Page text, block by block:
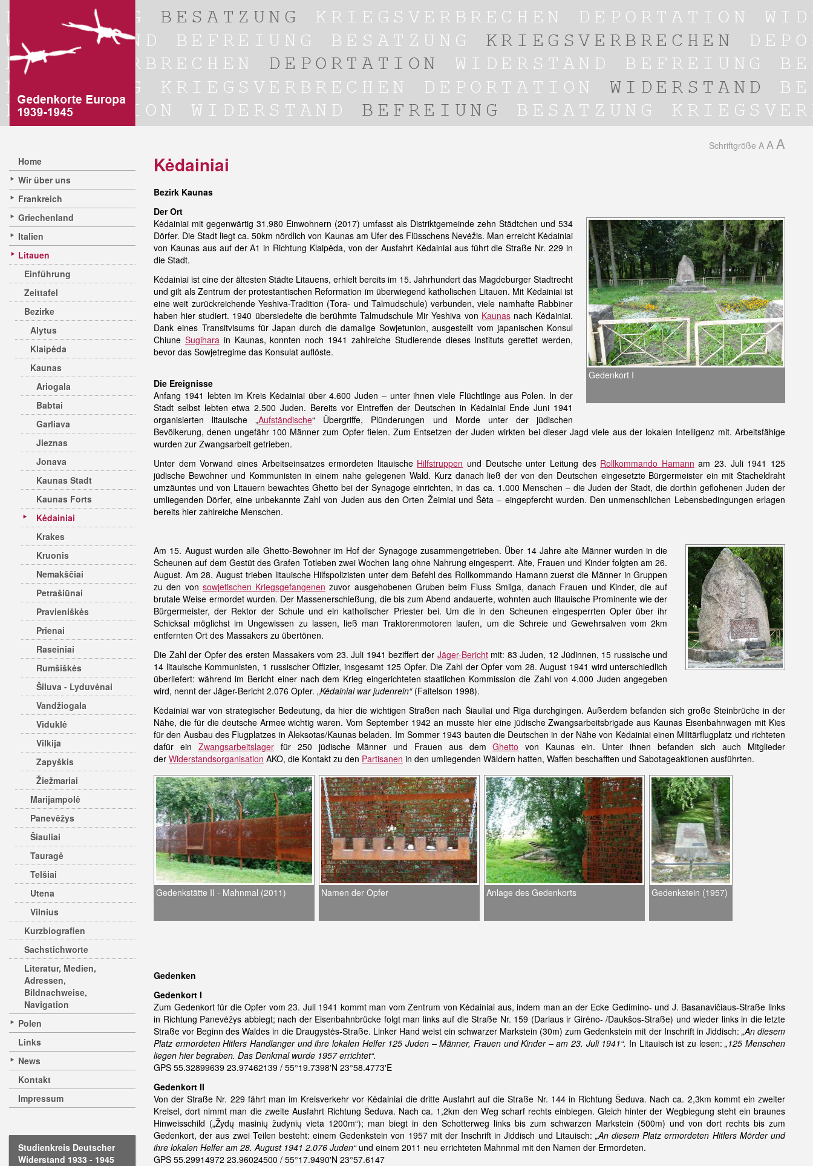
Home
Wir über uns
Frankreich
Griechenland
Italien
Litauen
Einführung
Zeittafel
Bezirke
Alytus
Klaipėda
Kaunas
Ariogala
Babtai
Garliava
Jieznas
Jonava
Kaunas Stadt
Kaunas Forts
Kėdainiai
Krakes
Kruonis
Nemakščiai
Petrašiūnai
Pravieniškės
Prienai
Raseiniai
Rumšiškės
Šiluva - Lyduvėnai
Vandžiogala
Viduklė
Vilkija
Zapyškis
Žiežmariai
Marijampolė
Panevėžys
Šiauliai
Tauragė
Telšiai
Utena
Vilnius
Kurzbiografien
Sachstichworte
Literatur, Medien,
Adressen,
Bildnachweise,
Navigation
Polen
Links
News
Kontakt
Impressum
Studienkreis Deutscher
Widerstand 1933 - 1945
Schriftgröße A A A
Kėdainiai
Bezirk Kaunas
Der Ort
Gedenkort I
Kėdainiai mit gegenwärtig 31.980 Einwohnern (2017) umfasst als Distriktgemeinde zehn Städtchen und 534
Dörfer. Die Stadt liegt ca. 50km nördlich von Kaunas am Ufer des Flüsschens Nevėžis. Man erreicht Kėdainiai
von Kaunas aus auf der A1 in Richtung Klaipėda, von der Ausfahrt Kėdainiai aus führt die Straße Nr. 229 in
die Stadt.
Kėdainiai ist eine der ältesten Städte Litauens, erhielt bereits im 15. Jahrhundert das Magdeburger Stadtrecht
und gilt als Zentrum der protestantischen Reformation im überwiegend katholischen Litauen. Mit Kėdainiai ist
eine weit zurückreichende Yeshiva-Tradition (Tora- und Talmudschule) verbunden, viele namhafte Rabbiner
haben hier studiert. 1940 übersiedelte die berühmte Talmudschule Mir Yeshiva von Kaunasnach Kėdainiai.
Dank eines Transitvisums für Japan durch die damalige Sowjetunion, ausgestellt vom japanischen Konsul
Chiune Sugiharain Kaunas, konnten noch 1941 zahlreiche Studierende dieses Instituts gerettet werden,
bevor das Sowjetregime das Konsulat auflöste.
Die Ereignisse
Anfang 1941 lebten im Kreis Kėdainiai über 4.600 Juden – unter ihnen viele Flüchtlinge aus Polen. In der
Stadt selbst lebten etwa 2.500 Juden. Bereits vor Eintreffen der Deutschen in Kėdainiai Ende Juni 1941
organisierten litauische „Aufständische“ Übergriffe, Plünderungen und Morde unter der jüdischen
Bevölkerung, denen ungefähr 100 Männer zum Opfer fielen. Zum Entsetzen der Juden wirkten bei dieser Jagd viele aus der lokalen Intelligenz mit. Arbeitsfähige
wurden zur Zwangsarbeit getrieben.
Unter dem Vorwand eines Arbeitseinsatzes ermordeten litauische Hilfstruppen und Deutsche unter Leitung des Rollkommando Hamann am 23. Juli 1941 125
jüdische Bewohner und Kommunisten in einem nahe gelegenen Wald. Kurz danach ließ der von den Deutschen eingesetzte Bürgermeister ein mit Stacheldraht
umzäuntes und von Litauern bewachtes Ghetto bei der Synagoge einrichten, in das ca. 1.000 Menschen – die Juden der Stadt, die dorthin geflohenen Juden der
umliegenden Dörfer, eine unbekannte Zahl von Juden aus den Orten Žeimiai und Šėta – eingepfercht wurden. Den unmenschlichen Lebensbedingungen erlagen
bereits hier zahlreiche Menschen.
Am 15. August wurden alle Ghetto-Bewohner im Hof der Synagoge zusammengetrieben. Über 14 Jahre alte Männer wurden in die
Scheunen auf dem Gestüt des Grafen Totleben zwei Wochen lang ohne Nahrung eingesperrt. Alte, Frauen und Kinder folgten am 26.
August. Am 28. August trieben litauische Hilfspolizisten unter dem Befehl des Rollkommando Hamann zuerst die Männer in Gruppen
zu den von sowjetischen Kriegsgefangenen zuvor ausgehobenen Gruben beim Fluss Smilga, danach Frauen und Kinder, die auf
brutale Weise ermordet wurden. Der Massenerschießung, die bis zum Abend andauerte, wohnten auch litauische Prominente wie der
Bürgermeister, der Rektor der Schule und ein katholischer Priester bei. Um die in den Scheunen eingesperrten Opfer über ihr
Schicksal möglichst im Ungewissen zu lassen, ließ man Traktorenmotoren laufen, um die Schreie und Gewehrsalven vom 2km
entfernten Ort des Massakers zu übertönen.
Die Zahl der Opfer des ersten Massakers vom 23. Juli 1941 beziffert der Jäger-Berichtmit: 83 Juden, 12 Jüdinnen, 15 russische und
14 litauische Kommunisten, 1 russischer Offizier, insgesamt 125 Opfer. Die Zahl der Opfer vom 28. August 1941 wird unterschiedlich
überliefert: während im Bericht einer nach dem Krieg eingerichteten staatlichen Kommission die Zahl von 4.000 Juden angegeben
wird, nennt der Jäger-Bericht 2.076 Opfer. „Kėdainiai war judenrein“(Faitelson 1998).
Kėdainiai war von strategischer Bedeutung, da hier die wichtigen Straßen nach Šiauliai und Riga durchgingen. Außerdem befanden sich große Steinbrüche in der
Nähe, die für die deutsche Armee wichtig waren. Vom September 1942 an musste hier eine jüdische Zwangsarbeitsbrigade aus Kaunas Eisenbahnwagen mit Kies
für den Ausbau des Flugplatzes in Aleksotas/Kaunas beladen. Im Sommer 1943 bauten die Deutschen in der Nähe von Kėdainiai einen Militärflugplatz und richteten
dafür ein Zwangsarbeitslagerfür 250 jüdische Männer und Frauen aus demGhetto von Kaunas ein. Unter ihnen befanden sich auch Mitglieder
der Widerstandsorganisation AKO, die Kontakt zu den Partisanen in den umliegenden Wäldern hatten, Waffen beschafften und Sabotageaktionen ausführten.
Gedenkstätte II - Mahnmal (2011) Namen der Opfer Anlage des Gedenkorts Gedenkstein (1957)
Gedenken
Gedenkort I
Zum Gedenkort für die Opfer vom 23. Juli 1941 kommt man vom Zentrum von Kėdainiai aus, indem man an der Ecke Gedimino- und J. Basanavičiaus-Straße links
in Richtung Panevėžys abbiegt; nach der Eisenbahnbrücke folgt man links auf die Straße Nr. 159 (Dariaus ir Girėno- /Daukšos-Straße) und wieder links in die letzte
Straße vor Beginn des Waldes in die Draugystės-Straße. Linker Hand weist ein schwarzer Markstein (30m) zum Gedenkstein mit der Inschrift in Jiddisch: „An diesem
Platz ermordeten Hitlers Handlanger und ihre lokalen Helfer 125 Juden – Männer, Frauen und Kinder – am 23. Juli 1941“. In Litauisch ist zu lesen:„125 Menschen
liegen hier begraben. Das Denkmal wurde 1957 errichtet“.
GPS 55.32899639 23.97462139 / 55°19.7398'N 23°58.4773'E
Gedenkort II
Von der Straße Nr. 229 fährt man im Kreisverkehr vor Kėdainiai die dritte Ausfahrt auf die Straße Nr. 144 in Richtung Šeduva. Nach ca. 2,3km kommt ein zweiter
Kreisel, dort nimmt man die zweite Ausfahrt Richtung Šeduva. Nach ca. 1,2km den Weg scharf rechts einbiegen. Gleich hinter der Wegbiegung steht ein braunes
Hinweisschild („Žydų masinių žudynių vieta 1200m“); man biegt in den Schotterweg links bis zum schwarzen Markstein (500m) und von dort rechts bis zum
Gedenkort, der aus zwei Teilen besteht: einem Gedenkstein von 1957 mit der Inschrift in Jiddisch und Litauisch: „An diesem Platz ermordeten Hitlers Mörder und
ihre lokalen Helfer am 28. August 1941 2.076 Juden“und einem 2011 neu errichteten Mahnmal mit den Namen der Ermordeten.
GPS 55.29914972 23.96024500 / 55°17.9490'N 23°57.6147